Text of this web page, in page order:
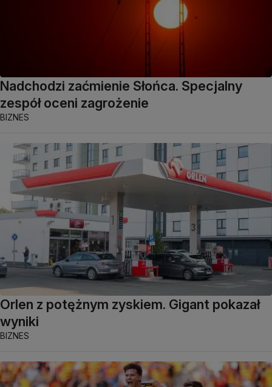
Nadchodzi zaćmienie Słońca. Specjalny
zespół oceni zagrożenie
BIZNES
Orlen z potężnym zyskiem. Gigant pokazał
wyniki
BIZNES